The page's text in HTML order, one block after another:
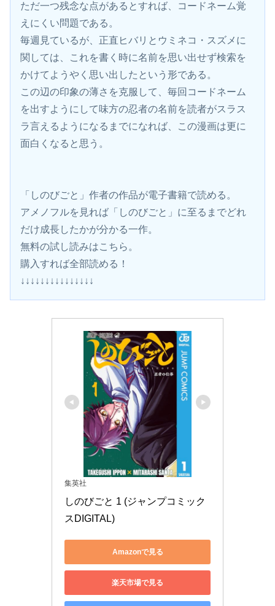
ただ一つ残念な点があるとすれば、コードネーム覚
えにくい問題である。
毎週見ているが、正直ヒバリとウミネコ・スズメに
関しては、これを書く時に名前を思い出せず検索を
かけてようやく思い出したという形である。
この辺の印象の薄さを克服して、毎回コードネーム
を出すようにして味方の忍者の名前を読者がスラス
ラ言えるようになるまでになれば、この漫画は更に
面白くなると思う。
「しのびごと」作者の作品が電子書籍で読める。
アメノフルを見れば「しのびごと」に至るまでどれ
だけ成長したかが分かる一作。
無料の試し読みはこちら。
購入すれば全部読める！
↓↓↓↓↓↓↓↓↓↓↓↓↓↓↓
集英社
しのびごと 1 (ジャンプコミック
スDIGITAL)
Amazonで見る
楽天市場で見る